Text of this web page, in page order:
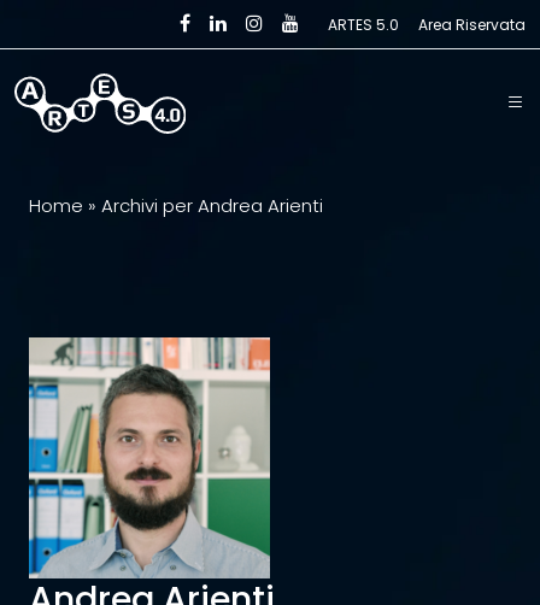
Skip to main content ARTES 5.0 Area Riservata
Home » Archivi per Andrea Arienti